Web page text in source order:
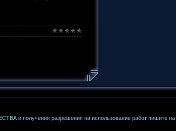
и получения разрешения на использование работ пишите на